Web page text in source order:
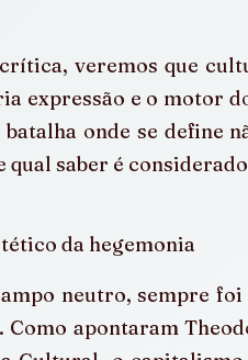
veremos que
expressão e o motor
onde se define
qual saber é
da hegemonia
neutro, sempre
apontaram